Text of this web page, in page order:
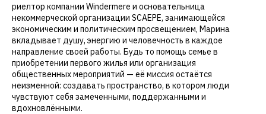
риелтор компании Windermere и основательница
некоммерческой организации SCAEPE, занимающейся
экономическим и политическим просвещением, Марина
вкладывает душу, энергию и человечность в каждое
направление своей работы. Будь то помощь семье в
приобретении первого жилья или организация
общественных мероприятий — её миссия остаётся
неизменной: создавать пространство, в котором люди
чувствуют себя замеченными, поддержанными и
вдохновлёнными.